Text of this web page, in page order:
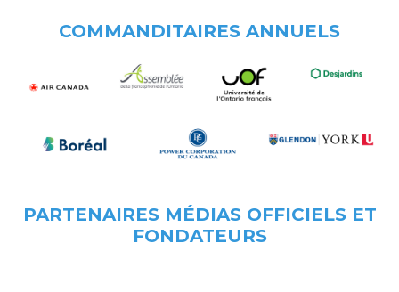
COMMANDITAIRES ANNUELS
PARTENAIRES MÉDIAS OFFICIELS ET
FONDATEURS